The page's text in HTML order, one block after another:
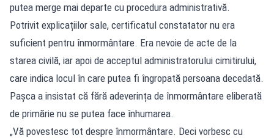
putea merge mai departe cu procedura administrativă.
Potrivit explicațiilor sale, certificatul constatator nu era
suficient pentru înmormântare. Era nevoie de acte de la
starea civilă, iar apoi de acceptul administratorului cimitirului,
care indica locul în care putea fi îngropată persoana decedată.
Pașca a insistat că fără adeverința de înmormântare eliberată
de primărie nu se putea face înhumarea.
„Vă povestesc tot despre înmormântare. Deci vorbesc cu